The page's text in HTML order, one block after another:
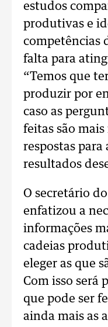
estudos
produtivas e
competências
falta para
“Temos que
produzir por
caso as
feitas são
respostas para
resultados
O secretário
enfatizou a
informações
cadeias
eleger as que
Com isso será
que pode ser
ainda mais as